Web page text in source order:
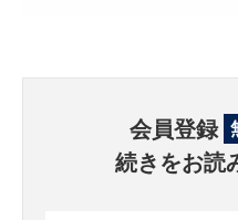
会員登録
続きをお読